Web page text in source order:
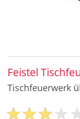
Feistel
Tischfeuerwerk